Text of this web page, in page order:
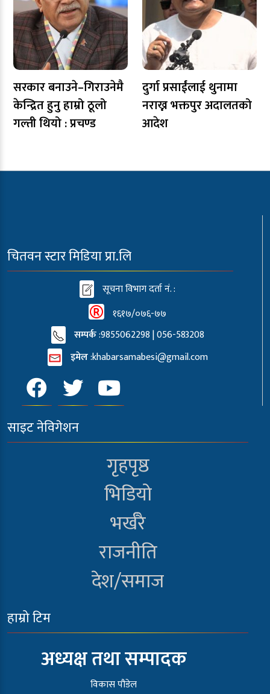
सरकार बनाउने–गिराउनेमै
केन्द्रित हुनु हाम्रो ठूलो
गल्ती थियो : प्रचण्ड
दुर्गा प्रसाईंलाई थुनामा
नराख्न भक्तपुर अदालतको
आदेश
चितवन स्टार मिडिया प्रा.लि
सूचना विभाग दर्ता नं. :
१६१७/०७६-७७
सम्पर्क:9855062298 | 056-583208
इमेल:khabarsamabesi@gmail.com
साइट नेविगेशन
गृहपृष्ठ
भिडियो
भर्खरै
राजनीति
देश/समाज
हाम्रो टिम
अध्यक्ष तथा सम्पादक
विकास पौडेल